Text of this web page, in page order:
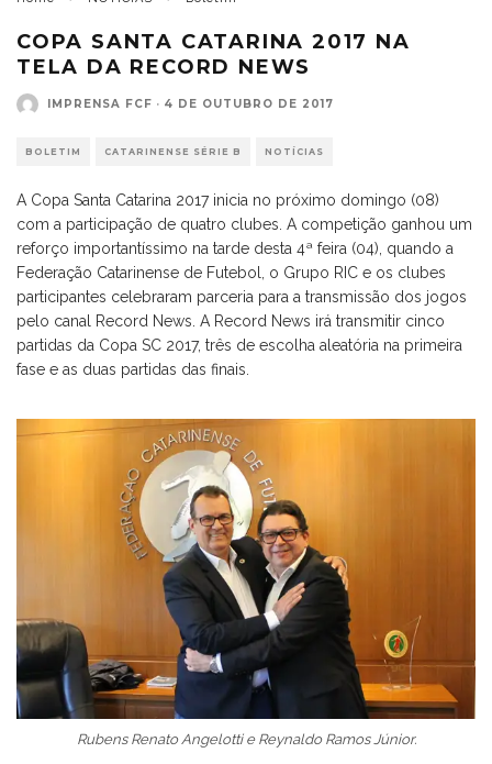
COPA SANTA CATARINA 2017 NA
TELA DA RECORD NEWS
IMPRENSA FCF · 4 DE OUTUBRO DE 2017
BOLETIM CATARINENSE SÉRIE B NOTÍCIAS
A Copa Santa Catarina 2017 inicia no próximo domingo (08)
com a participação de quatro clubes. A competição ganhou um
reforço importantíssimo na tarde desta 4ª feira (04), quando a
Federação Catarinense de Futebol, o Grupo RIC e os clubes
participantes celebraram parceria para a transmissão dos jogos
pelo canal Record News. A Record News irá transmitir cinco
partidas da Copa SC 2017, três de escolha aleatória na primeira
fase e as duas partidas das finais.
Rubens Renato Angelotti e Reynaldo Ramos Júnior.